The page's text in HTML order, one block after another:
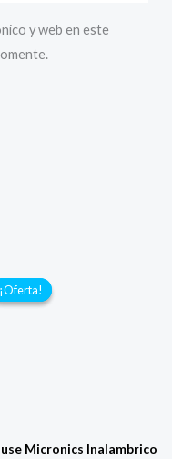
y web en este
¡Oferta!
¡Oferta!
Micronics Inalambrico